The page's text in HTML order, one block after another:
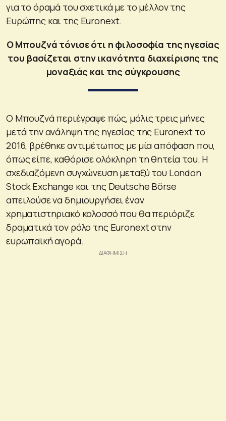
για το όραμά του σχετικά με το μέλλον της
Ευρώπης και της Euronext.
Ο Μπουζνά τόνισε ότι η φιλοσοφία της ηγεσίας
του βασίζεται στην ικανότητα διαχείρισης της
μοναξιάς και της σύγκρουσης
Ο Μπουζνά περιέγραψε πώς, μόλις τρεις μήνες
μετά την ανάληψη της ηγεσίας της Euronext το
2016, βρέθηκε αντιμέτωπος με μία απόφαση που,
όπως είπε, καθόρισε ολόκληρη τη θητεία του. Η
σχεδιαζόμενη συγχώνευση μεταξύ του London
Stock Exchange και της Deutsche Börse
απειλούσε να δημιουργήσει έναν
χρηματιστηριακό κολοσσό που θα περιόριζε
δραματικά τον ρόλο της Euronext στην
ευρωπαϊκή αγορά.